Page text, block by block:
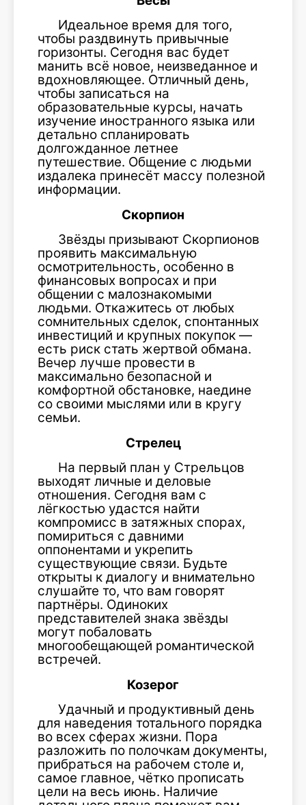
Идеальное время для того,
чтобы раздвинуть привычные
горизонты. Сегодня вас будет
манить всё новое, неизведанное и
вдохновляющее. Отличный день,
чтобы записаться на
образовательные курсы, начать
изучение иностранного языка или
детально спланировать
долгожданное летнее
путешествие. Общение с людьми
издалека принесёт массу полезной
информации.
Скорпион
Звёзды призывают Скорпионов
проявить максимальную
осмотрительность, особенно в
финансовых вопросах и при
общении с малознакомыми
людьми. Откажитесь от любых
сомнительных сделок, спонтанных
инвестиций и крупных покупок —
есть риск стать жертвой обмана.
Вечер лучше провести в
максимально безопасной и
комфортной обстановке, наедине
со своими мыслями или в кругу
семьи.
Стрелец
На первый план у Стрельцов
выходят личные и деловые
отношения. Сегодня вам с
лёгкостью удастся найти
компромисс в затяжных спорах,
помириться с давними
оппонентами и укрепить
существующие связи. Будьте
открыты к диалогу и внимательно
слушайте то, что вам говорят
партнёры. Одиноких
представителей знака звёзды
могут побаловать
многообещающей романтической
встречей.
Козерог
Удачный и продуктивный день
для наведения тотального порядка
во всех сферах жизни. Пора
разложить по полочкам документы,
прибраться на рабочем столе и,
самое главное, чётко прописать
цели на весь июнь. Наличие